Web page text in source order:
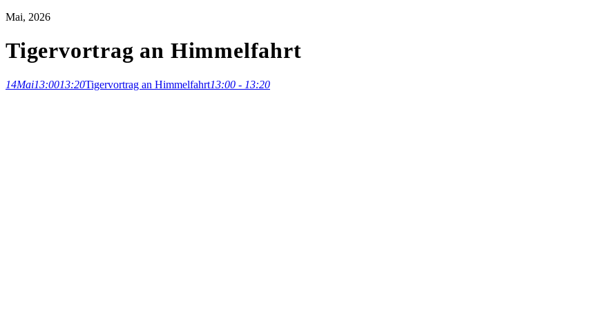
Mai, 2026
Tigervortrag an Himmelfahrt
14Mai13:0013:20Tigervortrag an Himmelfahrt13:00 - 13:20